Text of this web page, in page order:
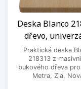
Deska Blanco
dřevo,
Praktická deska
218313 z
bukového dřeva
Metra, Zia,